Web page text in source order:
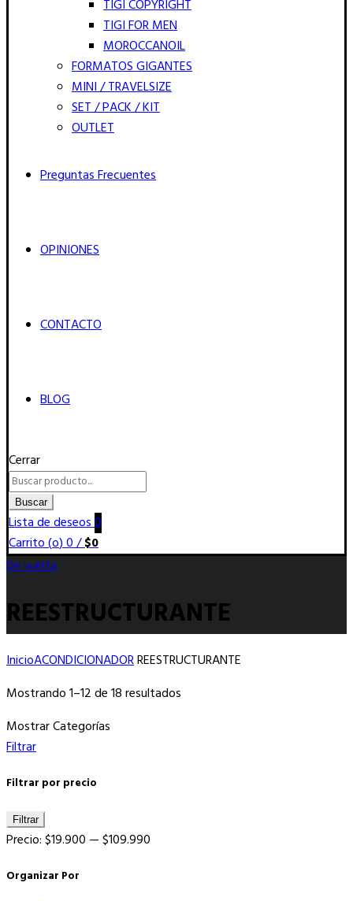
TIGI COPYRIGHT
TIGI FOR MEN
MOROCCANOIL
FORMATOS GIGANTES
MINI / TRAVELSIZE
SET / PACK / KIT
OUTLET
Preguntas Frecuentes
OPINIONES
CONTACTO
BLOG
Cerrar
Buscar
por:
Buscar
Lista de deseos0
Carrito (o)0/$0
De vuelta
REESTRUCTURANTE
InicioACONDICIONADORREESTRUCTURANTE
Mostrando 1–12 de 18 resultados
Mostrar Categorías
Filtrar
Filtrar por precio
Precio
mínimo
Precio
máximo
Filtrar
Precio:$19.900 —$109.990
Organizar Por